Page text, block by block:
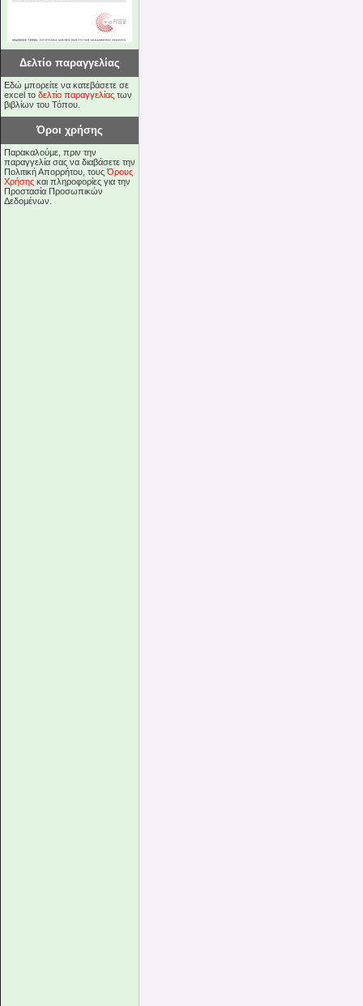
Δελτίο παραγγελίας
Εδώ μπορείτε να κατεβάσετε σε
excel το δελτίο παραγγελίας των
βιβλίων του Τόπου.
Όροι χρήσης
Παρακαλούμε, πριν την
παραγγελία σας να διαβάσετε την
Πολιτική Απορρήτου, τουςΌρους
Χρήσης και πληροφορίες για την
Προστασία Προσωπικών
Δεδομένων.